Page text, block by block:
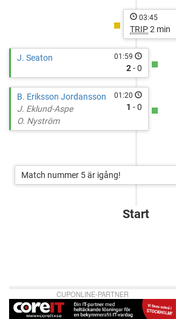
03:45
TRIP2 min
J. Seaton 01:59
2- 0
B. Eriksson Jordansson
J. Eklund-Aspe
O. Nyström
01:20
1 - 0
Match nummer 5 är igång!
Start
CUPONLINE-PARTNER